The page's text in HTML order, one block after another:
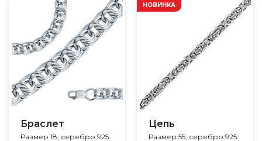
Браслет
Размер 18, серебро 925
Цепь
Размер 55, серебро 925
НОВИНКА